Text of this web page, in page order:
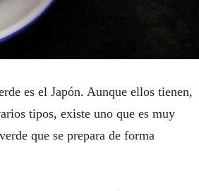
es el Japón. Aunque ellos tienen,
tipos, existe uno que es muy
que se prepara de forma